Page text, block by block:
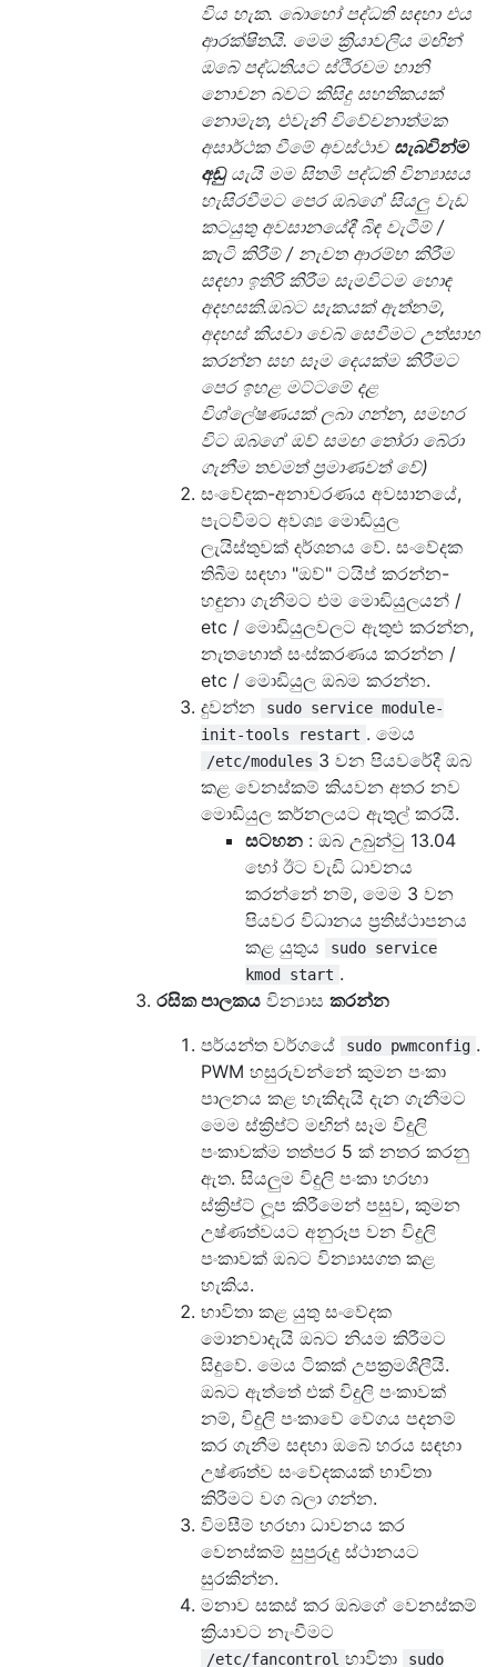
විය හැක. බොහෝ පද්ධති සඳහා එය
ආරක්ෂිතයි. මෙම ක්‍රියාවලිය මඟින්
ඔබේ පද්ධතියට ස්ථිරවම හානි
නොවන බවට කිසිදු සහතිකයක්
නොමැත, එවැනි විවේචනාත්මක
අසාර්ථක වීමේ අවස්ථාව සැබවින්ම
අඩුයැයි මම සිතමි පද්ධති වින්‍යාසය
හැසිරවීමට පෙර ඔබගේ සියලු වැඩ
කටයුතු අවසානයේදී බිඳ වැටීම් /
කැටි කිරීම් / නැවත ආරම්භ කිරීම
සඳහා ඉතිරි කිරීම සැමවිටම හොඳ
අදහසකි.ඔබට සැකයක් ඇත්නම්,
අදහස් කියවා වෙබ් සෙවීමට උත්සාහ
කරන්න සහ සෑම දෙයක්ම කිරීමට
පෙර ඉහළ මට්ටමේ දළ
විශ්ලේෂණයක් ලබා ගන්න, සමහර
විට ඔබගේ ඔව් සමඟ තෝරා බේරා
ගැනීම තවමත් ප්‍රමාණවත් වේ)
සංවේදක-අනාවරණය අවසානයේ,
පැටවීමට අවශ්‍ය මොඩියුල
ලැයිස්තුවක් දර්ශනය වේ. සංවේදක
තිබීම සඳහා "ඔව්" ටයිප් කරන්න-
හඳුනා ගැනීමට එම මොඩියුලයන් /
etc / මොඩියුලවලට ඇතුළු කරන්න,
නැතහොත් සංස්කරණය කරන්න /
etc / මොඩියුල ඔබම කරන්න.
දුවන්න
sudo service module-
init-tools restart . මෙය
/etc/modules 3 වන පියවරේදී ඔබ
කළ වෙනස්කම් කියවන අතර නව
මොඩියුල කර්නලයට ඇතුල් කරයි.
සටහන : ඔබ උබුන්ටු 13.04
හෝ ඊට වැඩි ධාවනය
කරන්නේ නම්, මෙම 3 වන
පියවර විධානය ප්‍රතිස්ථාපනය
කළ යුතුය
sudo service
kmod start .
රසික පාලකය වින්‍යාස කරන්න
පර්යන්ත වර්ගයේ
sudo pwmconfig .
PWM හසුරුවන්නේ කුමන පංකා
පාලනය කළ හැකිදැයි දැන ගැනීමට
මෙම ස්ක්‍රිප්ට් මඟින් සෑම විදුලි
පංකාවක්ම තත්පර 5 ක් නතර කරනු
ඇත. සියලුම විදුලි පංකා හරහා
ස්ක්‍රිප්ට් ලූප කිරීමෙන් පසුව, කුමන
උෂ්ණත්වයට අනුරූප වන විදුලි
පංකාවක් ඔබට වින්‍යාසගත කළ
හැකිය.
භාවිතා කළ යුතු සංවේදක
මොනවාදැයි ඔබට නියම කිරීමට
සිදුවේ. මෙය ටිකක් උපක්‍රමශීලීයි.
ඔබට ඇත්තේ එක් විදුලි පංකාවක්
නම්, විදුලි පංකාවේ වේගය පදනම්
කර ගැනීම සඳහා ඔබේ හරය සඳහා
උෂ්ණත්ව සංවේදකයක් භාවිතා
කිරීමට වග බලා ගන්න.
විමසීම් හරහා ධාවනය කර
වෙනස්කම් සුපුරුදු ස්ථානයට
සුරකින්න.
මනාව සකස් කර ඔබගේ වෙනස්කම්
ක්‍රියාවට නැංවීමට
/etc/fancontrol භාවිතා sudo